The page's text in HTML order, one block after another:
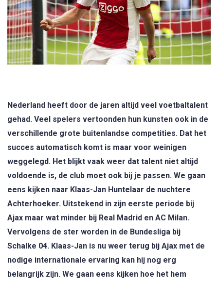
Nederland heeft door de jaren altijd veel voetbaltalent
gehad. Veel spelers vertoonden hun kunsten ook in de
verschillende grote buitenlandse competities. Dat het
succes automatisch komt is maar voor weinigen
weggelegd. Het blijkt vaak weer dat talent niet altijd
voldoende is, de club moet ook bij je passen. We gaan
eens kijken naar Klaas-Jan Huntelaar de nuchtere
Achterhoeker. Uitstekend in zijn eerste periode bij
Ajax maar wat minder bij Real Madrid en AC Milan.
Vervolgens de ster worden in de Bundesliga bij
Schalke 04. Klaas-Jan is nu weer terug bij Ajax met de
nodige internationale ervaring kan hij nog erg
belangrijk zijn. We gaan eens kijken hoe het hem